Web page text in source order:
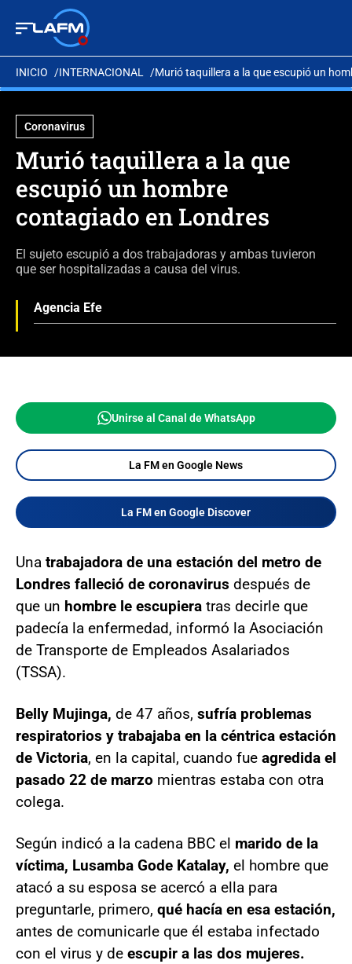
INICIO INTERNACIONAL Murió taquillera a la que escupió un
Coronavirus
Murió taquillera a la que
escupió un hombre
contagiado en Londres
El sujeto escupió a dos trabajadoras y ambas tuvieron
que ser hospitalizadas a causa del virus.
Agencia Efe
Unirse al Canal de WhatsApp
La FM en Google News
La FM en Google Discover
Una trabajadora de una estación del metro de
Londres falleció de coronavirus después de
que un hombre le escupiera tras decirle que
padecía la enfermedad, informó la Asociación
de Transporte de Empleados Asalariados
(TSSA).
Belly Mujinga, de 47 años, sufría problemas
respiratorios y trabajaba en la céntrica estación
de Victoria, en la capital, cuando fue agredida el
pasado 22 de marzo mientras estaba con otra
colega.
Según indicó a la cadena BBC el marido de la
víctima, Lusamba Gode Katalay, el hombre que
atacó a su esposa se acercó a ella para
preguntarle, primero, qué hacía en esa estación,
antes de comunicarle que él estaba infectado
con el virus y de escupir a las dos mujeres.